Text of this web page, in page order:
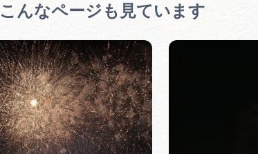
こんなページも見ています